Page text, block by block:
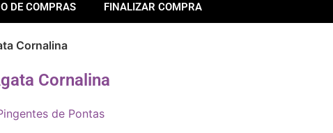
DE COMPRAS FINALIZAR COMPRA
Cornalina
Cornalina
de Pontas